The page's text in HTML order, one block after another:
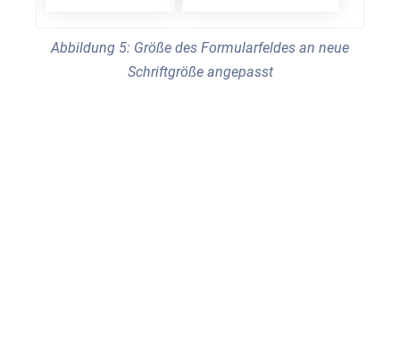
Abbildung 5: Größe des Formularfeldes an neue
Schriftgröße angepasst